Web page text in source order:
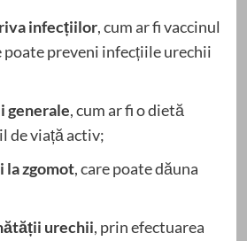
infecțiilor, cum ar fi vaccinul
poate preveni infecțiile urechii
generale, cum ar fi o dietă
de viață activ;
la zgomot, care poate dăuna
urechii, prin efectuarea